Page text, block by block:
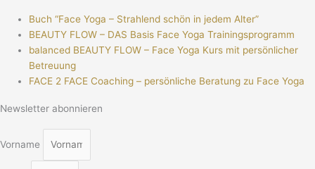
Buch “Face Yoga – Strahlend schön in jedem Alter”
BEAUTY FLOW – DAS Basis Face Yoga Trainingsprogramm
balanced BEAUTY FLOW – Face Yoga Kurs mit persönlicher
Betreuung
FACE 2 FACE Coaching – persönliche Beratung zu Face Yoga
Newsletter abonnieren
Vorname